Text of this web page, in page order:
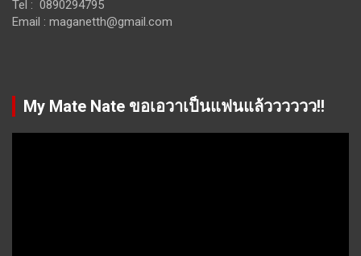
Tel : 0890294795
Email : maganetth@gmail.com
My Mate Nate ขอเอวาเป็นแฟนแล้วววววว!!